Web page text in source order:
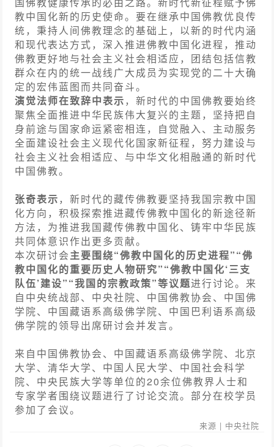
教中国化新的历史使命。要在继承中国佛教优良传
统，秉持人间佛教理念的基础上，以新的时代内涵
和现代表达方式，深入推进佛教中国化进程，推动
佛教更好地与社会主义社会相适应，团结包括信教
群众在内的统一战线广大成员为实现党的二十大确
定的宏伟蓝图而共同奋斗。
演觉法师在致辞中表示 ，新时代的中国佛教要始终
聚焦全面推进中华民族伟大复兴的主题，坚持把自
身前途与国家命运紧密相连，自觉融入、主动服务
全面建设社会主义现代化国家新征程，努力建设与
社会主义社会相适应、与中华文化相融通的新时代
中国佛教。
张奇表示 ，新时代的藏传佛教要坚持我国宗教中国
化方向，积极探索推进藏传佛教中国化的新途径新
方法，为推进我国藏传佛教中国化、铸牢中华民族
共同体意识作出更多贡献。
本次研讨会主要围绕“佛教中国化的历史进程”“佛
教中国化的重要历史人物研究”“佛教中国化‘三支
队伍’建设”“我国的宗教政策”等议题进行讨论。 来
自中央统战部、中央社院、中国佛教协会、中国佛
学院、中国藏语系高级佛学院、中国巴利语系高级
佛学院的领导出席研讨会并发言。
来自中国佛教协会、中国藏语系高级佛学院、北京
大学、清华大学、中国人民大学、中国社会科学
院、中央民族大学等单位的20余位佛教界人士和
专家学者围绕议题进行了讨论交流。部分在校学员
参加了会议。
来源 | 中央社院